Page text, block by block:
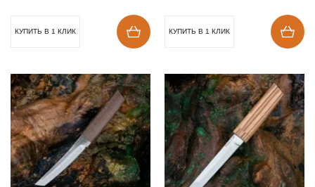
КУПИТЬ В 1 КЛИК КУПИТЬ В 1 КЛИК